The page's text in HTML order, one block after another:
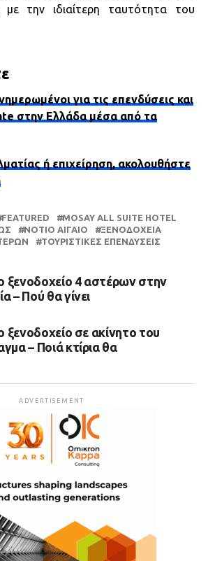
με την ιδιαίτερη ταυτότητα του
για τις επενδύσεις και
στην Ελλάδα μέσα από τα
ή επιχείρηση, ακολουθήστε
FEATURED
MOSAY ALL SUITE HOTEL
ΝΌΤΙΟ ΑΙΓΑΊΟ
ΞΕΝΟΔΟΧΕΊΑ
ΤΟΥΡΙΣΤΙΚΈΣ ΕΠΕΝΔΎΣΕΙΣ
ξενοδοχείο 4 αστέρων στην
– Πού θα γίνει
ξενοδοχείο σε ακίνητο του
– Ποιά κτίρια θα
ADVERTISEMENT